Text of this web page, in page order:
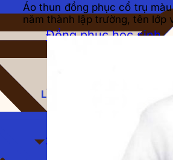
Đồng phục học sinh
LĨNH VỰC
Đồng phục spa
Áo thun đồng phục cổ trụ
năm thành lập trường, tên lớp